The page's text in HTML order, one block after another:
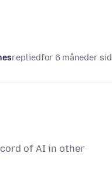
repliedfor 6 måneder
of AI in other